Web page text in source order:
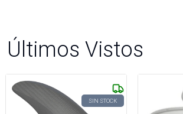
Últimos Vistos
SIN STOCK